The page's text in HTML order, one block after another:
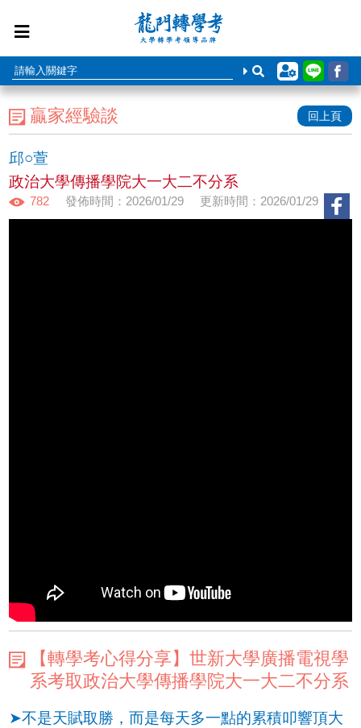
贏家經驗談 回上頁
邱○萱
政治大學傳播學院大一大二不分系
782 發佈時間：2026/01/29 更新時間：2026/01/29
【轉學考心得分享】世新大學廣播電視學
系考取政治大學傳播學院大一大二不分系
➤不是天賦取勝，而是每天多一點的累積叩響頂大